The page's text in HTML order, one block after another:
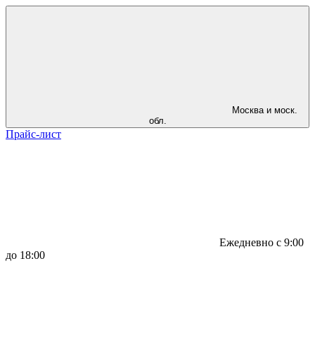
Москва и моск.
обл.
Прайс-лист
Ежедневно с 9:00
до 18:00